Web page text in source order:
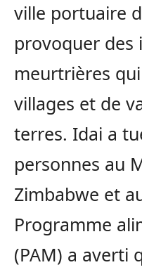
ville portuaire
provoquer des
meurtrières
villages et de
terres. Idai a
personnes au
Zimbabwe et
Programme
(PAM) a averti